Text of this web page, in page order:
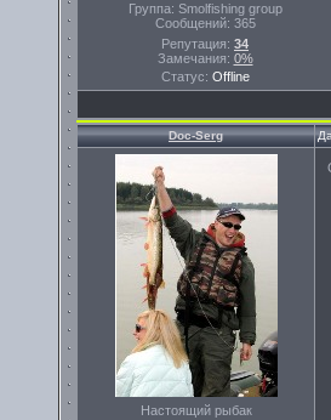
Группа: Smolfishing group
Сообщений: 365
Репутация: 34
Замечания: 0%
Статус: Offline
Doc-Serg
Настоящий рыбак